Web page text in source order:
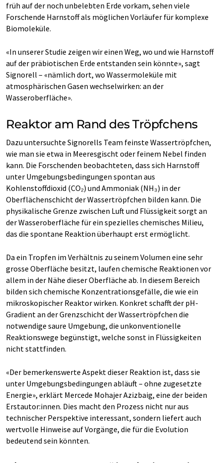
früh auf der noch unbelebten Erde vorkam, sehen viele
Forschende Harnstoff als möglichen Vorläufer für komplexe
Biomoleküle.
«In unserer Studie zeigen wir einen Weg, wo und wie Harnstoff
auf der präbiotischen Erde entstanden sein könnte», sagt
Signorell – «nämlich dort, wo Wassermoleküle mit
atmosphärischen Gasen wechselwirken: an der
Wasseroberfläche».
Reaktor am Rand des Tröpfchens
Dazu untersuchte Signorells Team feinste Wassertröpfchen,
wie man sie etwa in Meeresgischt oder feinem Nebel finden
kann. Die Forschenden beobachteten, dass sich Harnstoff
unter Umgebungsbedingungen spontan aus
Kohlenstoffdioxid (CO₂) und Ammoniak (NH₃) in der
Oberflächenschicht der Wassertröpfchen bilden kann. Die
physikalische Grenze zwischen Luft und Flüssigkeit sorgt an
der Wasseroberfläche für ein spezielles chemisches Milieu,
das die spontane Reaktion überhaupt erst ermöglicht.
Da ein Tropfen im Verhältnis zu seinem Volumen eine sehr
grosse Oberfläche besitzt, laufen chemische Reaktionen vor
allem in der Nähe dieser Oberfläche ab. In diesem Bereich
bilden sich chemische Konzentrationsgefälle, die wie ein
mikroskopischer Reaktor wirken. Konkret schafft der pH-
Gradient an der Grenzschicht der Wassertröpfchen die
notwendige saure Umgebung, die unkonventionelle
Reaktionswege begünstigt, welche sonst in Flüssigkeiten
nicht stattfinden.
«Der bemerkenswerte Aspekt dieser Reaktion ist, dass sie
unter Umgebungsbedingungen abläuft – ohne zugesetzte
Energie», erklärt Mercede Mohajer Azizbaig, eine der beiden
Erstautor:innen. Dies macht den Prozess nicht nur aus
technischer Perspektive interessant, sondern liefert auch
wertvolle Hinweise auf Vorgänge, die für die Evolution
bedeutend sein könnten.